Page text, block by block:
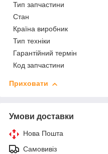
Тип запчастини
Стан
Країна виробник
Тип техніки
Гарантійний термін
Код запчастини
Приховати
Умови доставки
Нова Пошта
Самовивіз